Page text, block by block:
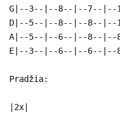
G|--3--|--8--|--7--|--
D|--5--|--8--|--8--|--
A|--5--|--6--|--8--|--
E|--3--|--6--|--6--
Pradžia:
|2x|